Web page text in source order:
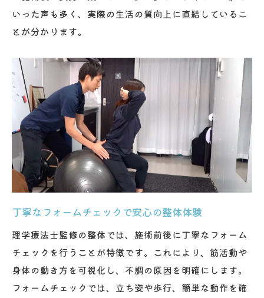
理学療法士が推奨する整体とピラティスの
融合
感
パーソナルトレーニングと整体の総合ケア
提案
いった声も多く、実際の生活の質向上に直結しているこ
とが分かります。
丁寧なフォームチェックで安心の整体体験
理学療法士監修の整体では、施術前後に丁寧なフォーム
チェックを行うことが特徴です。これにより、筋活動や
身体の動き方を可視化し、不調の原因を明確にします。
フォームチェックでは、立ち姿や歩行、簡単な動作を確